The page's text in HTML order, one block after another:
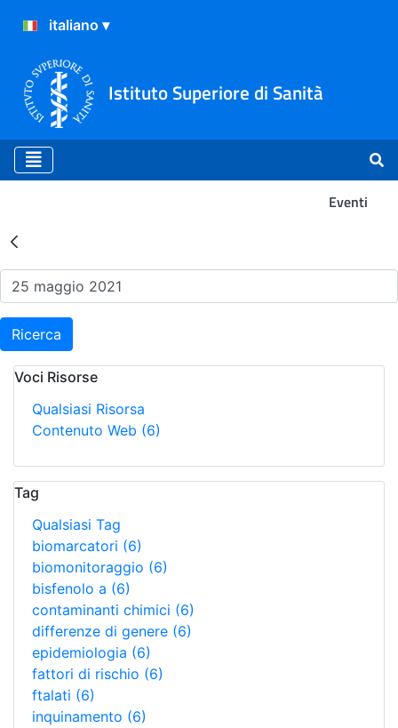
Istituto Superiore di Sanità
Eventi
Risultati della Ricerca -
Ricerca
Voci Risorse
Qualsiasi Risorsa
Contenuto Web (6)
Tag
Qualsiasi Tag
biomarcatori (6)
biomonitoraggio (6)
bisfenolo a (6)
contaminanti chimici (6)
differenze di genere (6)
epidemiologia (6)
fattori di rischio (6)
ftalati (6)
inquinamento (6)